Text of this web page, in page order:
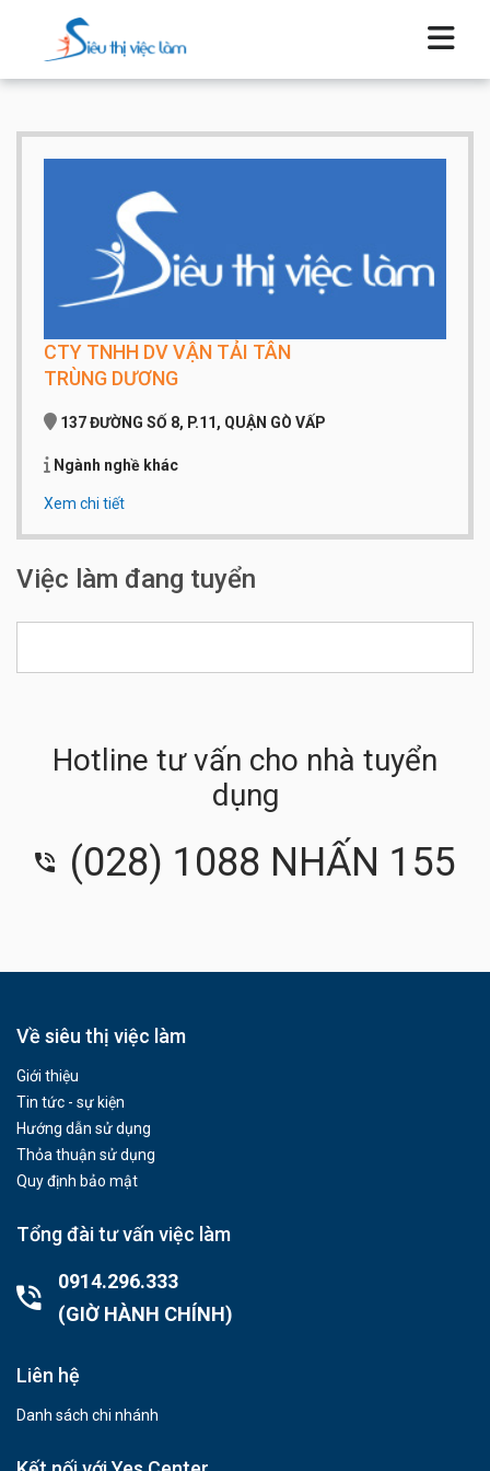
CTY TNHH DV VẬN TẢI TÂN
TRÙNG DƯƠNG
137 ĐƯỜNG SỐ 8, P.11, QUẬN GÒ VẤP
Ngành nghề khác
Qui mô công ty:
Số điện thoại:0902.794.269
Xem chi tiết
Việc làm đang tuyển
Hotline tư vấn cho nhà tuyển
dụng
(028) 1088 NHẤN 155
Về siêu thị việc làm
Giới thiệu
Tin tức - sự kiện
Hướng dẫn sử dụng
Thỏa thuận sử dụng
Quy định bảo mật
Tổng đài tư vấn việc làm
0914.296.333
(GIỜ HÀNH CHÍNH)
Liên hệ
Danh sách chi nhánh